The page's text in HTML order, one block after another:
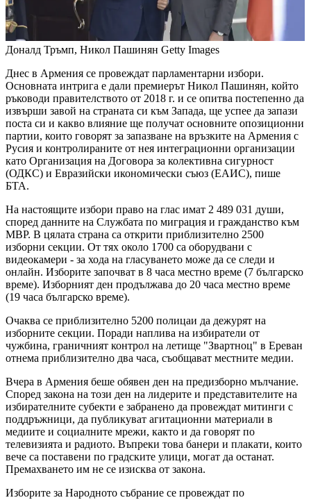
Доналд Тръмп, Никол Пашинян Getty Images
Днес в Армения се провеждат парламентарни избори.
Основната интрига е дали премиерът Никол Пашинян, който
ръководи правителството от 2018 г. и се опитва постепенно да
извърши завой на страната си към Запада, ще успее да запази
поста си и какво влияние ще получат основните опозиционни
партии, които говорят за запазване на връзките на Армения с
Русия и контролираните от нея интеграционни организации
като Организация на Договора за колективна сигурност
(ОДКС) и Евразийски икономически съюз (ЕАИС), пише
БТА.
На настоящите избори право на глас имат 2 489 031 души,
според данните на Службата по миграция и гражданство към
МВР. В цялата страна са открити приблизително 2500
изборни секции. От тях около 1700 са оборудвани с
видеокамери - за хода на гласуването може да се следи и
онлайн. Изборите започват в 8 часа местно време (7 българско
време). Изборният ден продължава до 20 часа местно време
(19 часа българско време).
Очаква се приблизително 5200 полицаи да дежурят на
изборните секции. Поради наплива на избиратели от
чужбина, граничният контрол на летище "Звартноц" в Ереван
отнема приблизително два часа, съобщават местните медии.
Вчера в Армения беше обявен ден на предизборно мълчание.
Според закона на този ден на лидерите и представителите на
избирателните субекти е забранено да провеждат митинги с
поддръжници, да публикуват агитационни материали в
медиите и социалните мрежи, както и да говорят по
телевизията и радиото. Въпреки това банери и плакати, които
вече са поставени по градските улици, могат да останат.
Премахването им не се изисква от закона.
Изборите за Народното събрание се провеждат по